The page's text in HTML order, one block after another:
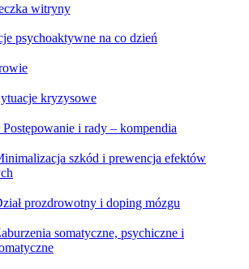
witryny
psychoaktywne na co dzień
kryzysowe
i rady – kompendia
szkód i prewencja efektów
prozdrowotny i doping mózgu
somatyczne, psychiczne i